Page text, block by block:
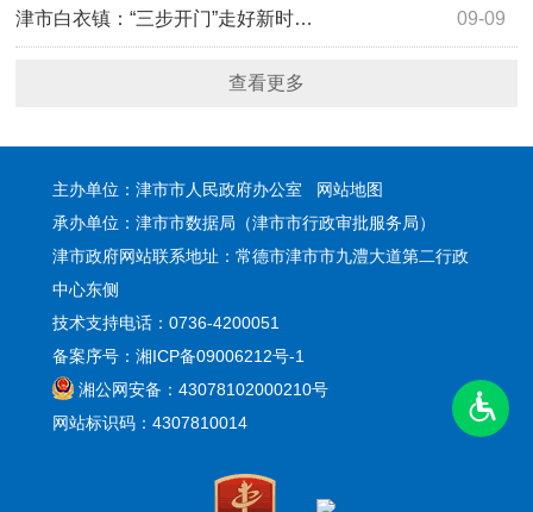
09-09
津市白衣镇：“三步开门”走好新时…
查看更多
主办单位：津市市人民政府办公室 网站地图
承办单位：津市市数据局（津市市行政审批服务局）
津市政府网站联系地址：常德市津市市九澧大道第二行政
中心东侧
技术支持电话：0736-4200051
备案序号：湘ICP备09006212号-1
湘公网安备：43078102000210号
网站标识码：4307810014